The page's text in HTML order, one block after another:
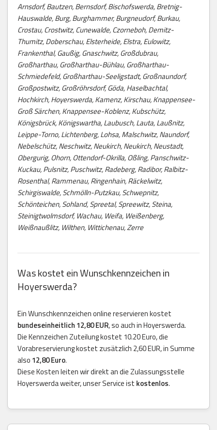
Arnsdorf, Bautzen, Bernsdorf, Bischofswerda, Bretnig-
Hauswalde, Burg, Burghammer, Burgneudorf, Burkau,
Crostau, Crostwitz, Cunewalde, Czorneboh, Demitz-
Thumitz, Doberschau, Elsterheide, Elstra, Eulowitz,
Frankenthal, Gaußig, Gnaschwitz, Großdubrau,
Großharthau, Großharthau-Bühlau, Großharthau-
Schmiedefeld, Großharthau-Seeligstadt, Großnaundorf,
Großpostwitz, Großröhrsdorf, Göda, Haselbachtal,
Hochkirch, Hoyerswerda, Kamenz, Kirschau, Knappensee-
Groß Särchen, Knappensee-Koblenz, Kubschütz,
Königsbrück, Königswartha, Laubusch, Lauta, Laußnitz,
Leippe-Torno, Lichtenberg, Lohsa, Malschwitz, Naundorf,
Nebelschütz, Neschwitz, Neukirch, Neukirch, Neustadt,
Obergurig, Ohorn, Ottendorf-Okrilla, Oßling, Panschwitz-
Kuckau, Pulsnitz, Puschwitz, Radeberg, Radibor, Ralbitz-
Rosenthal, Rammenau, Ringenhain, Räckelwitz,
Schirgiswalde, Schmölln-Putzkau, Schwepnitz,
Schönteichen, Sohland, Spreetal, Spreewitz, Steina,
Steinigtwolmsdorf, Wachau, Weifa, Weißenberg,
Weißnaußlitz, Wilthen, Wittichenau, Zerre
Was kostet ein Wunschkennzeichen in
Hoyerswerda?
Ein Wunschkennzeichen online reservieren kostet
bundeseinheitlich 12,80 EUR, so auch in Hoyerswerda.
Die Kennzeichen Zuteilung kostet 10.20 Euro, die
Vorabreservierung kostet zusätzlich 2,60 EUR, in Summe
also 12,80 Euro.
Diese Kosten leiten wir direkt an die Zulassungsstelle
Hoyerswerda weiter, unser Service ist kostenlos.